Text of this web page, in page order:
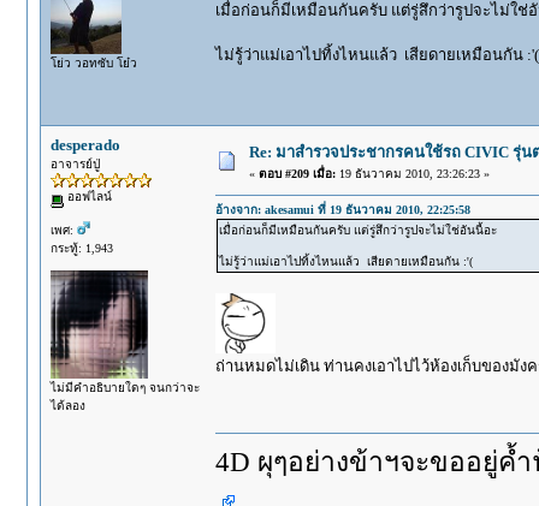
โย่ว วอทซับ โย๋ว
เมื่อก่อนก็มีเหมือนกันครับ แต่รู่สึกว่ารูปจะไม่ใช่
ไม่รู้ว่าแม่เอาไปทิ้งไหนแล้ว เสียดายเหมือนกัน :'(
desperado
อาจารย์ปู่
ออฟไลน์
เพศ:
กระทู้: 1,943
ไม่มีคำอธิบายใดๆ จนกว่าจะ
ได้ลอง
Re: มาสำรวจประชากรคนใช้รถ CIVIC รุ่น
« ตอบ #209 เมื่อ:19 ธันวาคม 2010, 23:26:23 »
อ้างจาก: akesamui ที่ 19 ธันวาคม 2010, 22:25:58
เมื่อก่อนก็มีเหมือนกันครับ แต่รู่สึกว่ารูปจะไม่ใช่อันนี้อะ
ไม่รู้ว่าแม่เอาไปทิ้งไหนแล้ว เสียดายเหมือนกัน :'(
ถ่านหมดไม่เดิน ท่านคงเอาไปไว้ห้องเก็บของมัง
4D ผุๆอย่างข้าฯจะขออยู่ค้ำ